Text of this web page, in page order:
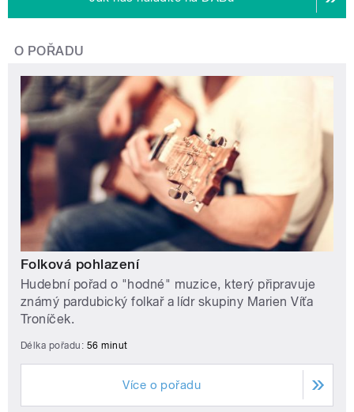
O POŘADU
Folková pohlazení
Hudební pořad o "hodné" muzice, který připravuje
známý pardubický folkař a lídr skupiny Marien Víťa
Troníček.
Délka pořadu: 56 minut
Více o pořadu